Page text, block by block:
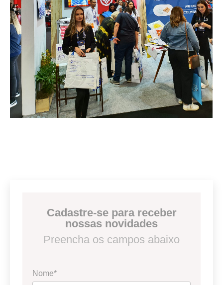
Cadastre-se para receber
nossas novidades
Preencha os campos abaixo
Nome*